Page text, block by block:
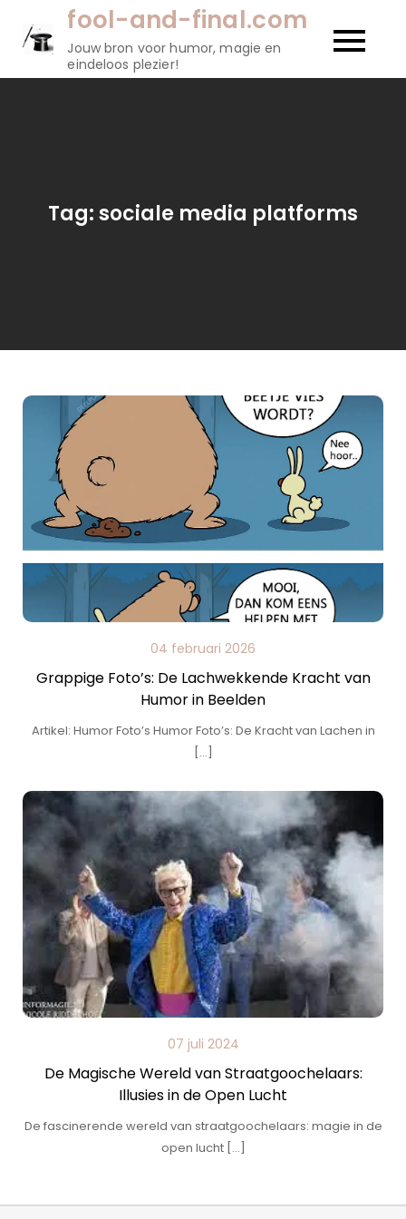
fool-and-final.com
Jouw bron voor humor, magie en
eindeloos plezier!
Tag:sociale media platforms
04 februari 2026
Grappige Foto’s: De Lachwekkende Kracht van
Humor in Beelden
Artikel: Humor Foto’s Humor Foto’s: De Kracht van Lachen in
[…]
07 juli 2024
De Magische Wereld van Straatgoochelaars:
Illusies in de Open Lucht
De fascinerende wereld van straatgoochelaars: magie in de
open lucht […]